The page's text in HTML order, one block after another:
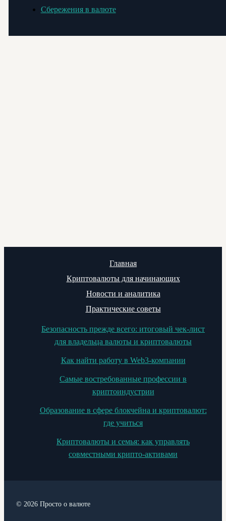
Сбережения в валюте
Главная
Криптовалюты для начинающих
Новости и аналитика
Практические советы
Безопасность прежде всего: итоговый чек-лист
для владельца валюты и криптовалюты
Как найти работу в Web3-компании
Самые востребованные профессии в
криптоиндустрии
Образование в сфере блокчейна и криптовалют:
где учиться
Криптовалюты и семья: как управлять
совместными крипто-активами
© 2026 Просто о валюте